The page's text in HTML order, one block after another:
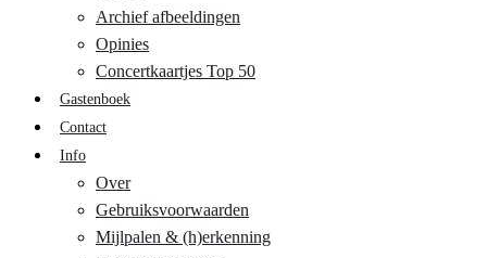
Archief afbeeldingen
Opinies
Concertkaartjes Top 50
Gastenboek
Contact
Info
Over
Gebruiksvoorwaarden
Mijlpalen & (h)erkenning